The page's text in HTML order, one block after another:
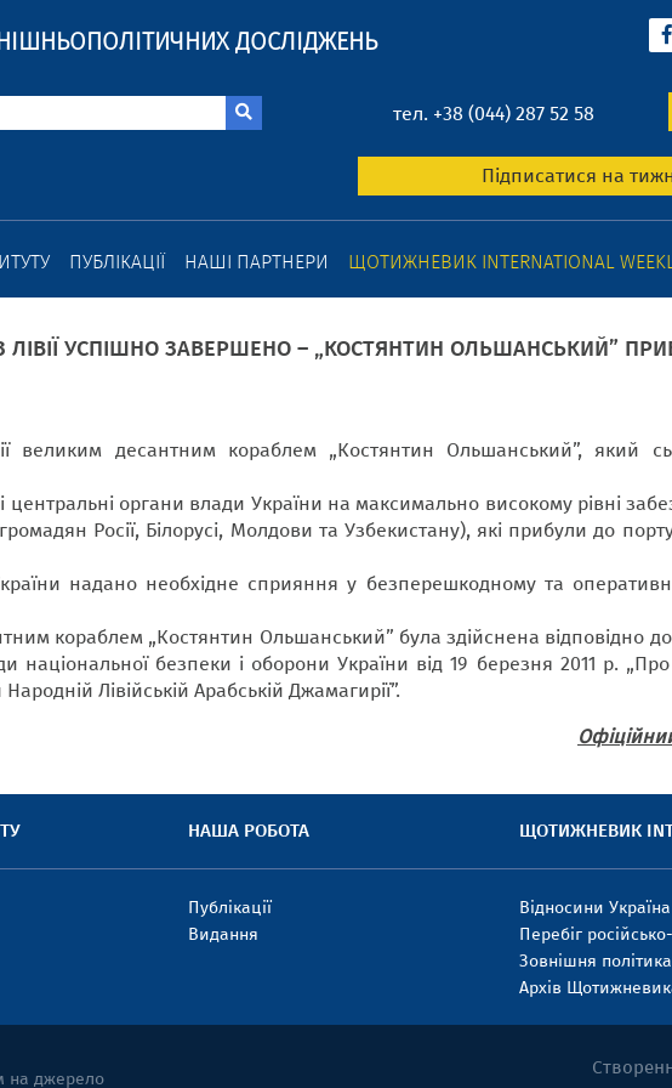
ДОСЛІДЖЕНЬ
тел. +38 (044) 287 52 58
Підписатися на
ПУБЛІКАЦІЇ НАШІ ПАРТНЕРИ ЩОТИЖНЕВИК INTERNATIONAL
ЛІВІЇ УСПІШНО ЗАВЕРШЕНО – „КОСТЯНТИН ОЛЬШАНСЬКИЙ”
великим десантним кораблем „Костянтин Ольшанський”, який
органи влади України на максимально високому рівні
Росії, Білорусі, Молдови та Узбекистану), які прибули до
надано необхідне сприяння у безперешкодному та
кораблем „Костянтин Ольшанський” була здійснена відповідно
безпеки і оборони України від 19 березня 2011 р. „Про
Лівійській Арабській Джамагирії”.
НАША РОБОТА ЩОТИЖНЕВИК
Публікації
Видання
Відносини
Перебіг
Зовнішня
Архів
на джерело